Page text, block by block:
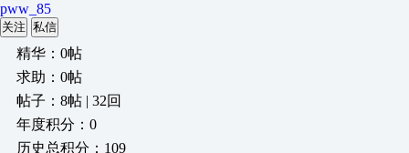
pww_85
关注 私信
精华：0帖
求助：0帖
帖子：8帖 | 32回
年度积分：0
历史总积分：109